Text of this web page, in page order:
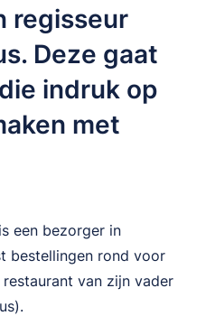
regisseur
Deze gaat
indruk op
met
een bezorger in
bestellingen rond voor
van zijn vader